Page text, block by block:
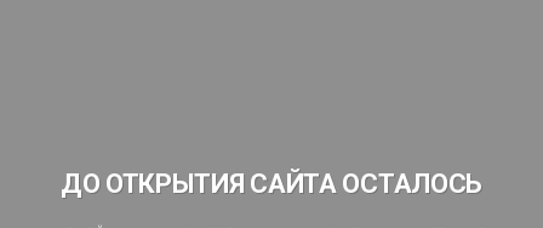
ДО ОТКРЫТИЯ САЙТА ОСТАЛОСЬ